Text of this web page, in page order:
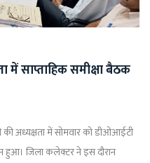
में साप्ताहिक समीक्षा बैठक
की अध्यक्षता में सोमवार को डीओआईटी
हुआ। जिला कलेक्टर ने इस दौरान